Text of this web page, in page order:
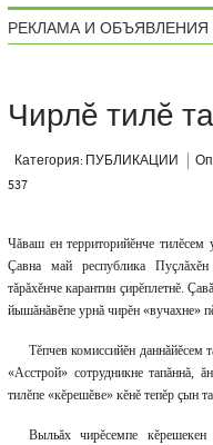
РЕКЛАМА И ОБЪЯВЛЕНИЯ
Чирлĕ тилĕ
Категория: ПУБЛИКАЦИИ
537
Чăваш ен территорийĕнче
Çавна май республика
тăрăхĕнче карантин çирĕплетнĕ.
йышăнăвĕпе урнă чирĕн «вучахне»
Тĕпчев комиссийĕн даннăйĕсем
«Асстрой» сотрудникне тапăннă,
тилĕпе «кĕрешĕве» кĕнĕ тепĕр çын
Выльăх чирĕсемпе